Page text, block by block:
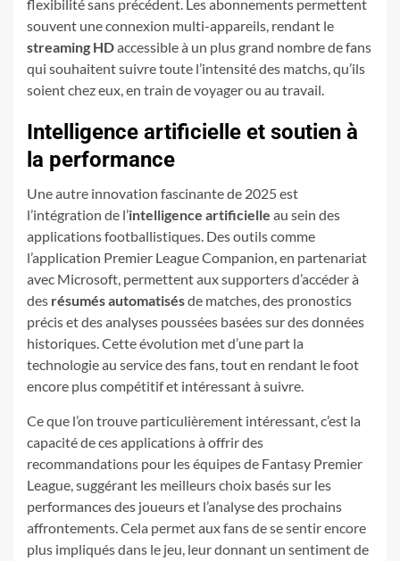
flexibilité sans précédent. Les abonnements permettent
souvent une connexion multi-appareils, rendant le
streaming HDaccessible à un plus grand nombre de fans
qui souhaitent suivre toute l’intensité des matchs, qu’ils
soient chez eux, en train de voyager ou au travail.
Intelligence artificielle et soutien à
la performance
Une autre innovation fascinante de 2025 est
l’intégration de l’intelligence artificielle au sein des
applications footballistiques. Des outils comme
l’application Premier League Companion, en partenariat
avec Microsoft, permettent aux supporters d’accéder à
des résumés automatisésde matches, des pronostics
précis et des analyses poussées basées sur des données
historiques. Cette évolution met d’une part la
technologie au service des fans, tout en rendant le foot
encore plus compétitif et intéressant à suivre.
Ce que l’on trouve particulièrement intéressant, c’est la
capacité de ces applications à offrir des
recommandations pour les équipes de Fantasy Premier
League, suggérant les meilleurs choix basés sur les
performances des joueurs et l’analyse des prochains
affrontements. Cela permet aux fans de se sentir encore
plus impliqués dans le jeu, leur donnant un sentiment de